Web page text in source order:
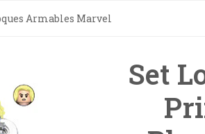
Armables Marvel
Set